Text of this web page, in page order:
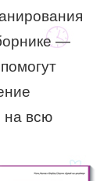
—
на всю